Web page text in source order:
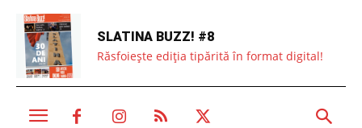
SLATINA BUZZ! #8
Răsfoiește ediția tipărită în format digital!